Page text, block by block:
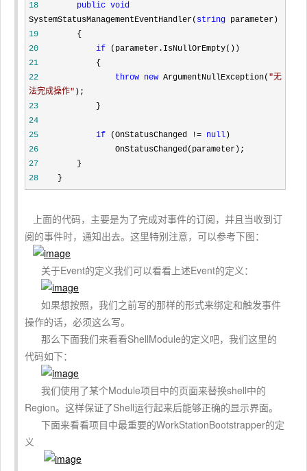
18
public void
SystemStatusManagementEventHandler( string
19
20
if
21
22
throw new ArgumentNullException( "无
法完成操作"
23
24
25
if (OnStatusChanged != null
26
27
28
    }
上面的代码，主要是为了完成对事件的订阅，并且当收到订
阅的事件时，通知出去。这里特别注意，可以参考下图：
关于Event的定义我们可以看看上述Event的定义：
如果想按照，我们之前写的那样的形式来绑定和触发事件
操作的话，必须这么写。
那么下面我们来看看ShellModule的定义吧，我们这里的
代码如下：
我们使用了某个Module项目中的页面来替换shell中的
Region。这样保证了Shell运行起来后能够正确的显示界面。
下面来看看项目中最重要的WorkStationBootstrapper的定
义